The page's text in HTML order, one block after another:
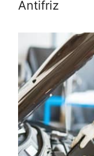
Antifriz